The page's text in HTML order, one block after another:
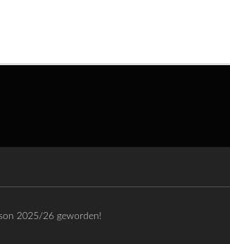
2025/26 geworden!